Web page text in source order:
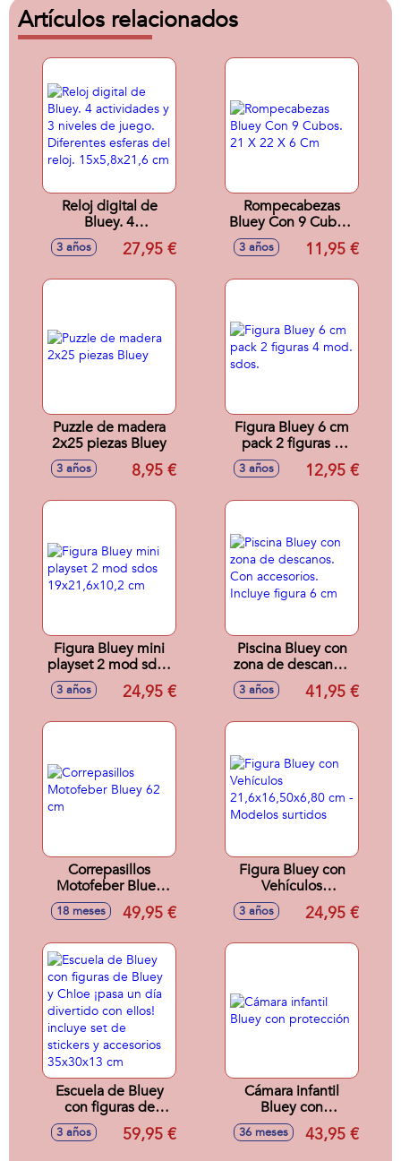
Artículos relacionados
Reloj digital de
Bluey. 4
actividades y 3
niveles de juego.
3 años 27,95 €
Rompecabezas
Bluey Con 9 Cubos.
21 X 22 X 6 Cm
3 años 11,95 €
Puzzle de madera
2x25 piezas Bluey
3 años 8,95 €
Figura Bluey 6 cm
pack 2 figuras 4
mod. sdos.
3 años 12,95 €
Figura Bluey mini
playset 2 mod sdos
19x21,6x10,2 cm
3 años 24,95 €
Piscina Bluey con
zona de descanos.
Con accesorios.
Incluye figura 6 cm
3 años 41,95 €
Correpasillos
Motofeber Bluey
62 cm
18 meses 49,95 €
Figura Bluey con
Vehículos
21,6x16,50x6,80
cm - Modelos
3 años 24,95 €
Escuela de Bluey
con figuras de
Bluey y Chloe ¡pasa
un día divertido
3 años 59,95 €
Cámara infantil
Bluey con
protección
36 meses 43,95 €